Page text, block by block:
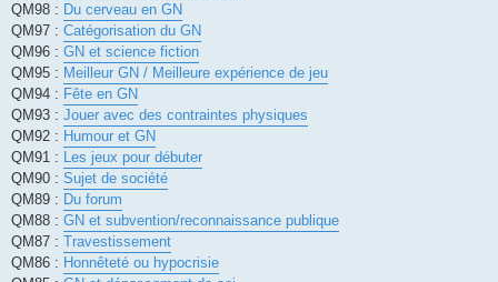
QM98 : Du cerveau en GN
QM97 : Catégorisation du GN
QM96 : GN et science fiction
QM95 : Meilleur GN / Meilleure expérience de jeu
QM94 : Fête en GN
QM93 : Jouer avec des contraintes physiques
QM92 : Humour et GN
QM91 : Les jeux pour débuter
QM90 : Sujet de société
QM89 : Du forum
QM88 : GN et subvention/reconnaissance publique
QM87 : Travestissement
QM86 : Honnêteté ou hypocrisie